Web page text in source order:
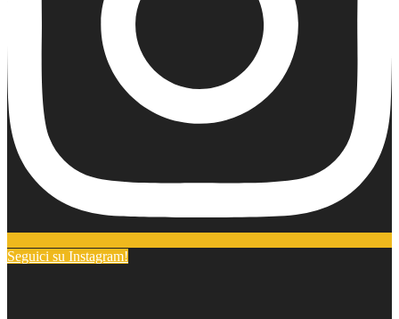
Seguici su Instagram!